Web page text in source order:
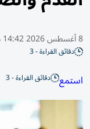
8 أغسطس 2026 14:42 مساء
دقائق القراءة - 3
استمع دقائق القراءة - 3